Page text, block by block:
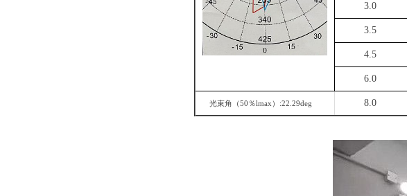
3.0
3.5
4.5
6.0
光束角（50％lmax）:22.29deg 8.0